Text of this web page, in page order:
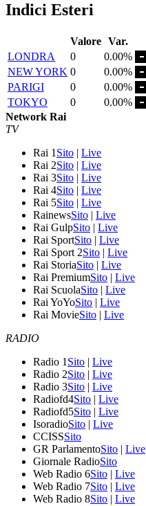
Indici Esteri
Valore Var.
LONDRA
0
0.00%
NEW YORK 0
0.00%
PARIGI
0
0.00%
TOKYO
0
0.00%
Network Rai
TV
Rai 1 Sito | Live
Rai 2Sito | Live
Rai 3Sito | Live
Rai 4Sito | Live
Rai 5Sito | Live
RainewsSito | Live
Rai GulpSito | Live
Rai SportSito | Live
Rai Sport 2Sito | Live
Rai StoriaSito | Live
Rai PremiumSito | Live
Rai ScuolaSito | Live
Rai YoYoSito | Live
Rai MovieSito | Live
RADIO
Radio 1 Sito | Live
Radio 2Sito | Live
Radio 3Sito | Live
Radiofd4Sito | Live
Radiofd5Sito | Live
IsoradioSito | Live
CCISSSito
GR ParlamentoSito | Live
Giornale RadioSito
Web Radio 6Sito | Live
Web Radio 7Sito | Live
Web Radio 8Sito | Live